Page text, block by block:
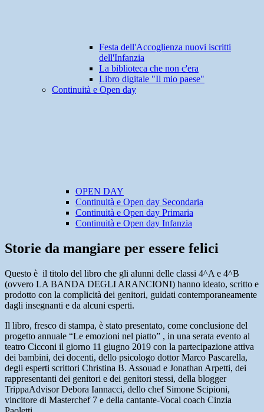
Festa dell'Accoglienza nuovi iscritti
dell'Infanzia
La biblioteca che non c'era
Libro digitale "Il mio paese"
Continuità e Open day
OPEN DAY
Continuità e Open day Secondaria
Continuità e Open day Primaria
Continuità e Open day Infanzia
Storie da mangiare per essere felici
Questo è il titolo del libro che gli alunni delle classi 4^A e 4^B
(ovvero LA BANDA DEGLI ARANCIONI) hanno ideato, scritto e
prodotto con la complicità dei genitori, guidati contemporaneamente
dagli insegnanti e da alcuni esperti.
Il libro, fresco di stampa, è stato presentato, come conclusione del
progetto annuale “Le emozioni nel piatto” , in una serata evento al
teatro Cicconi il giorno 11 giugno 2019 con la partecipazione attiva
dei bambini, dei docenti, dello psicologo dottor Marco Pascarella,
degli esperti scrittori Christina B. Assouad e Jonathan Arpetti, dei
rappresentanti dei genitori e dei genitori stessi, della blogger
TrippaAdvisor Debora Iannacci, dello chef Simone Scipioni,
vincitore di Masterchef 7 e della cantante-Vocal coach Cinzia